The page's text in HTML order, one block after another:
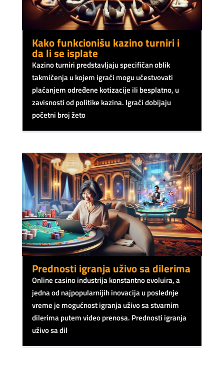
Kako funkcionišu kazino turniri i
da li se isplate
Kazino turniri predstavljaju specifičan oblik
takmičenja u kojem igrači mogu učestvovati
plaćanjem određene kotizacije ili besplatno, u
zavisnosti od politike kazina. Igrači dobijaju
početni broj žeto
Prednosti igranja uživo sa dilerima
Online casino industrija konstantno evoluira, a
jedna od najpopularnijih inovacija u poslednje
vreme je mogućnost igranja uživo sa stvarnim
dilerima putem video prenosa. Prednosti igranja
uživo sa dil